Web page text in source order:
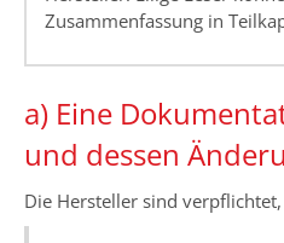
Zusammenfassung in
a) Eine
und dessen
Die Hersteller sind verpflichtet,